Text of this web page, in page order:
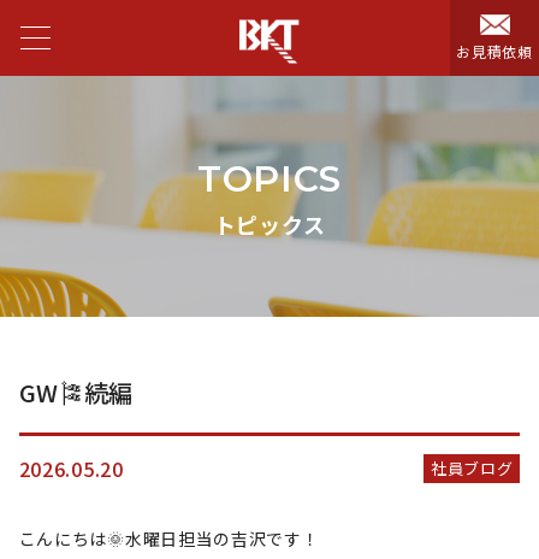
お見積依頼
TOPICS
トピックス
GW🎏続編
2026.05.20 社員ブログ
こんにちは🌞水曜日担当の吉沢です！